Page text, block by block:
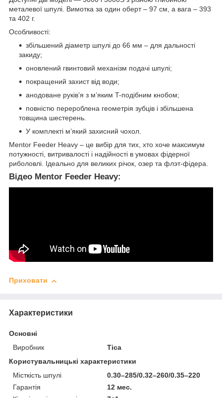
металевої шпулі. Вимотка за один оберт – 97 см, а вага – 393
та 402 г.
Особливості:
збільшений діаметр шпулі до 66 мм – для дальності
закиду;
оновлений гвинтовий механізм подачі шпулі;
покращений захист від води;
анодоване руків’я з м’яким T-подібним кнобом;
повністю перероблена геометрія зубців і збільшена
товщина шестерень.
У комплекті м’який захисний чохол.
Mentor Feeder Heavy – це вибір для тих, хто хоче максимум
потужності, витривалості і надійності в умовах фідерної
риболовлі. Ідеально для великих річок, озер та флэт-фідера.
Відео Mentor Feeder Heavy:
Приховати
Характеристики
Основні
Виробник
Tica
Користувальницькі характеристики
Місткість шпулі
0.30–285/0.32–260/0.35–220
Гарантія
12 мес.